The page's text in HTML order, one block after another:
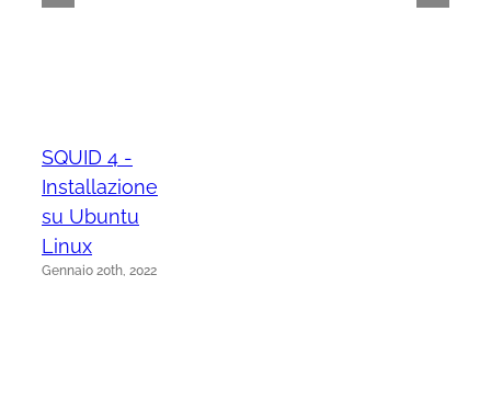
SQUID 4 -
Installazione
su Ubuntu
Linux
Gennaio 20th, 2022